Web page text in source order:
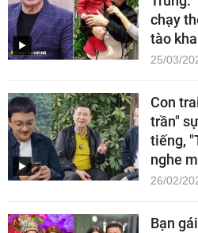
chạy
tào
25/03/
Con
trần"
tiếng,
nghe
26/02/
Bạn